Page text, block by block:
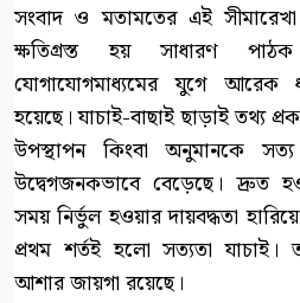
সংবাদ ও মতামতের এই
ক্ষতিগ্রস্ত হয় সাধারণ
যোগাযোগমাধ্যমের যুগে আরেক
হয়েছে। যাচাই-বাছাই ছাড়াই তথ্য
উপস্থাপন কিংবা অনুমানকে সত্য
উদ্বেগজনকভাবে বেড়েছে। দ্রুত
সময় নির্ভুল হওয়ার দায়বদ্ধতা
প্রথম শর্তই হলো সত্যতা যাচাই।
আশার জায়গা রয়েছে।